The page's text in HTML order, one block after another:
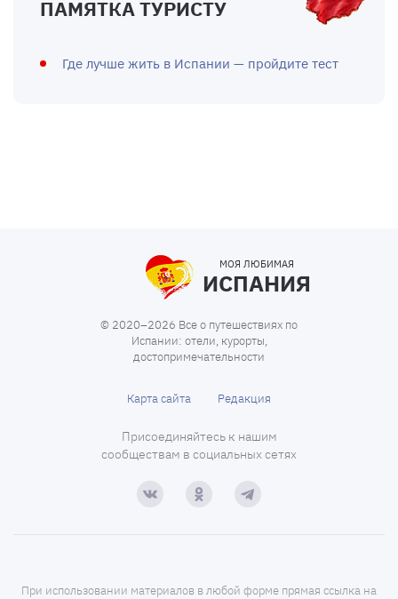
ПАМЯТКА ТУРИСТУ
Где лучше жить в Испании — пройдите тест
МОЯ ЛЮБИМАЯ
ИСПАНИЯ
© 2020–2026 Все о путешествиях по
Испании: отели, курорты,
достопримечательности
Карта сайта Редакция
Присоединяйтесь к нашим
сообществам в социальных сетях
При использовании материалов в любой форме прямая ссылка на